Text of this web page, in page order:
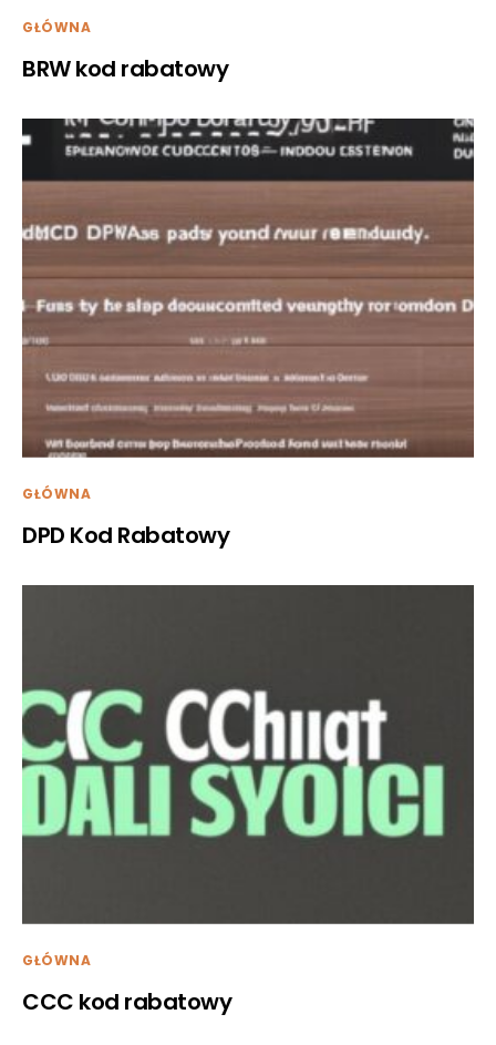
GŁÓWNA
BRW kod rabatowy
GŁÓWNA
DPD Kod Rabatowy
GŁÓWNA
CCC kod rabatowy